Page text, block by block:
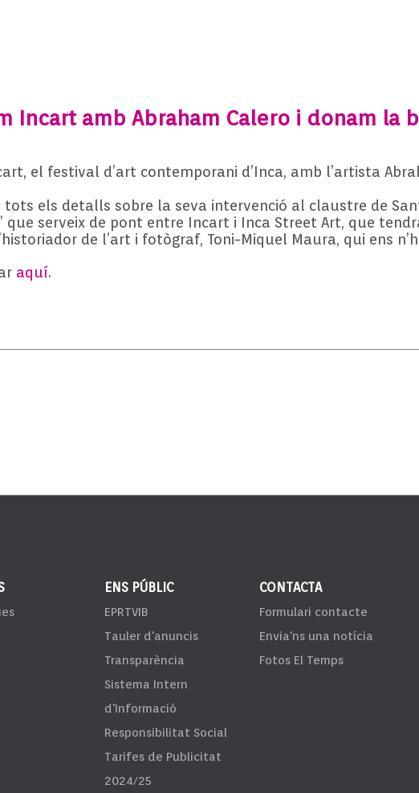
Incart amb Abraham Calero i donam la
el festival d’art contemporani d’Inca, amb l’artista
tots els detalls sobre la seva intervenció al claustre de
que serveix de pont entre Incart i Inca Street Art, que
de l’art i fotògraf, Toni-Miquel Maura, qui ens
aquí.
ENS PÚBLIC
EPRTVIB
Tauler d'anuncis
Transparència
Sistema Intern
d'Informació
Responsibilitat Social
Tarifes de Publicitat
2024/25
CONTACTA
Formulari contacte
Envia'ns una notícia
Fotos El Temps